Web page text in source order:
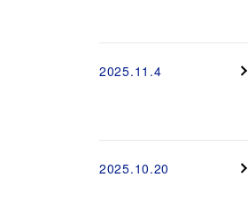
2025.11.4
2025.10.20